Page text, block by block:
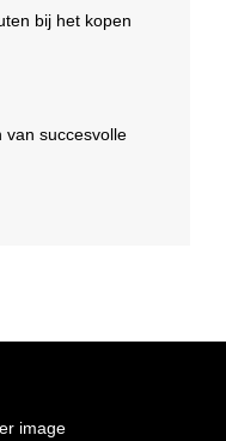
bij het kopen
van succesvolle